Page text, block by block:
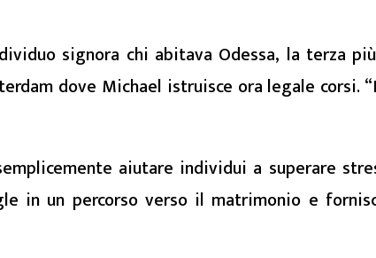
signora chi abitava Odessa, la terza
dove Michael istruisce ora legale corsi.
aiutare individui a superare
in un percorso verso il matrimonio e